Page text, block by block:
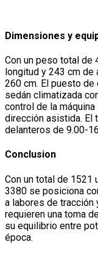
Dimensiones y
Con un peso total de
longitud y 243 cm de
260 cm. El puesto de
sedán climatizada
control de la
dirección asistida. El
delanteros de 9.00-
Conclusion
Con un total de 1521
3380 se posiciona
a labores de tracción
requieren una toma
su equilibrio entre
época.